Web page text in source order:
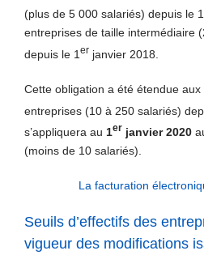
(plus de 5 000 salariés) depuis le 1
entreprises de taille intermédiaire
depuis le 1 er janvier 2018.
Cette obligation a été étendue
entreprises (10 à 250 salariés)
s’appliquera au 1er janvier 2020
(moins de 10 salariés).
La facturation
Seuils d’effectifs des
vigueur des modifications